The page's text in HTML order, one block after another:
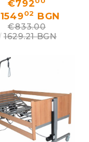
HIPNOS
€792
154902 BGN
€833.00
1629.21 BGN